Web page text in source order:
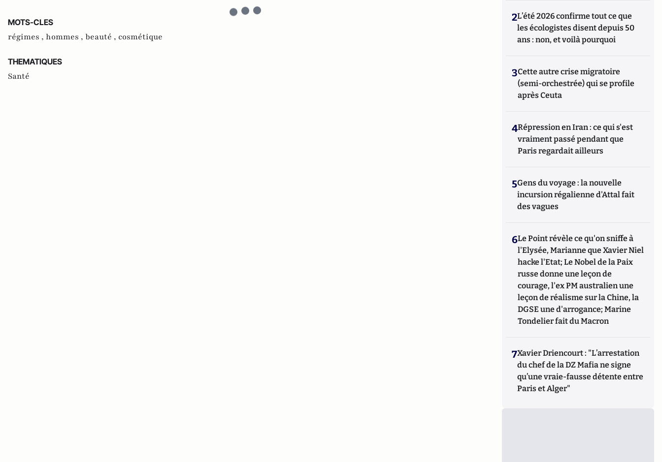
MOTS-CLES
régimes , hommes , beauté , cosmétique
THEMATIQUES
Santé
2L’été 2026 confirme tout ce que
les écologistes disent depuis 50
ans : non, et voilà pourquoi
3Cette autre crise migratoire
(semi-orchestrée) qui se profile
après Ceuta
4Répression en Iran : ce qui s'est
vraiment passé pendant que
Paris regardait ailleurs
5Gens du voyage : la nouvelle
incursion régalienne d'Attal fait
des vagues
6Le Point révèle ce qu'on sniffe à
l'Elysée, Marianne que Xavier Niel
hacke l'Etat; Le Nobel de la Paix
russe donne une leçon de
courage, l'ex PM australien une
leçon de réalisme sur la Chine, la
DGSE une d'arrogance; Marine
Tondelier fait du Macron
7Xavier Driencourt : "L’arrestation
du chef de la DZ Mafia ne signe
qu’une vraie-fausse détente entre
Paris et Alger"